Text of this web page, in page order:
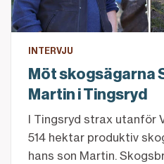
INTERVJU
Möt skogsägarna
Martin i Tingsryd
I Tingsryd strax utanför
514 hektar produktiv
hans son Martin.